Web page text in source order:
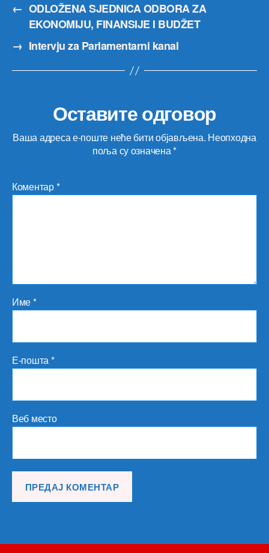
← ODLOŽENA SJEDNICA ODBORA ZA
EKONOMIJU, FINANSIJE I BUDŽET
→ Intervju za Parlamentarni kanal
Оставите одговор
Ваша адреса е-поште неће бити објављена. Неопходна
поља су означена*
Коментар*
Име*
Е-пошта*
Веб место